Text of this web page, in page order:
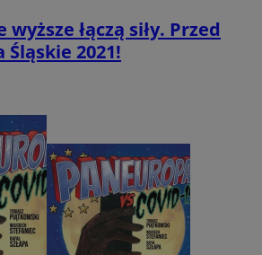
łączą siły. Przed
2021!